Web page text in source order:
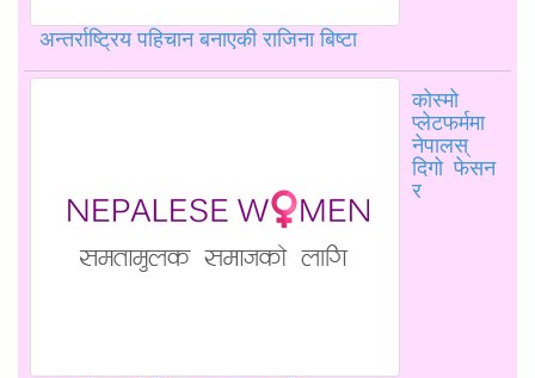
अन्तर्राष्ट्रिय पहिचान बनाएकी राजिना बिष्टा
कोस्मो
प्लेटफर्ममा
नेपालस्
दिगो फेसन
र